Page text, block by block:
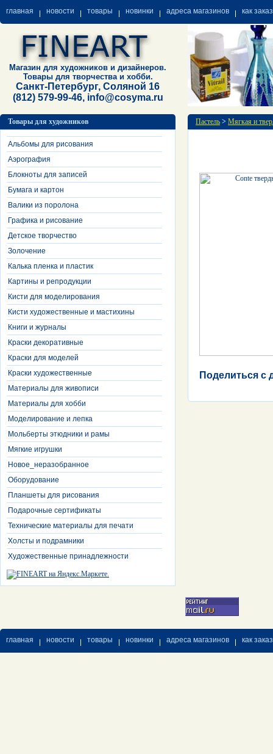
главная новости товары новинки адреса магазинов как
Магазин для художников и дизайнеров.
Товары для творчества и хобби.
Санкт-Петербург, Соляной 16
(812) 579-99-46, info@cosyma.ru
Товары для художников
Альбомы для рисования
Аэрография
Блокноты для записей
Бумага и картон
Валики из поролона
Графика и рисование
Детское творчество
Золочение
Калька пленка и пластик
Картины и репродукции
Кисти для моделирования
Кисти художественные и мастихины
Книги и журналы
Краски декоративные
Краски для моделей
Краски художественные
Материалы для живописи
Материалы для хобби
Моделирование и лепка
Мольберты этюдники и рамы
Мягкие игрушки
Новое_неразобранное
Оборудование
Планшеты для рисования
Подарочные сертификаты
Технические материалы для печати
Холсты и подрамники
Художественные принадлежности
Пастель > Мягкая и
Поделиться с
главная новости товары новинки адреса магазинов как